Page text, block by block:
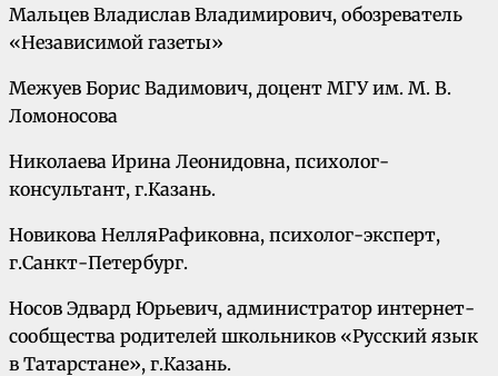
Мальцев Владислав Владимирович, обозреватель
«Независимой газеты»
Межуев Борис Вадимович, доцент МГУ им. М. В.
Ломоносова
Николаева Ирина Леонидовна, психолог-
консультант, г.Казань.
Новикова НелляРафиковна, психолог-эксперт,
г.Санкт-Петербург.
Носов Эдвард Юрьевич, администратор интернет-
сообщества родителей школьников «Русский язык
в Татарстане», г.Казань.